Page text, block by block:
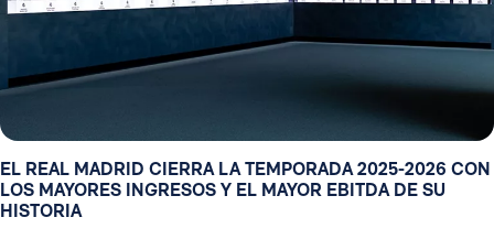
EL REAL MADRID CIERRA LA TEMPORADA 2025-2026 CON
LOS MAYORES INGRESOS Y EL MAYOR EBITDA DE SU
HISTORIA